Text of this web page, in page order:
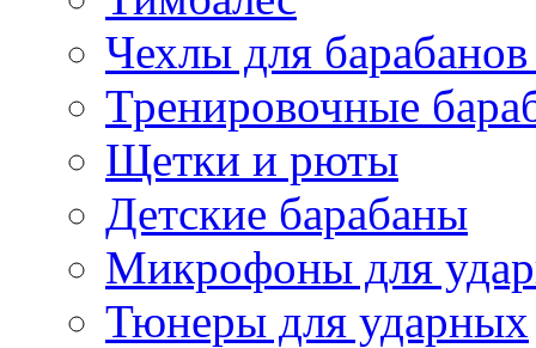
Чехлы для
Тренировочные
Щетки и рюты
Детские барабаны
Микрофоны для
Тюнеры для ударных